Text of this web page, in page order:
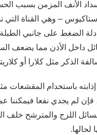
الأنف المزمن بسبب
– وهي القناة التي
الضغط على جانبي
الأذن مما يضعف
الذكر مثل كلارا أو
باستخدام
فإن لم يجدي نفعا
اللزج والمترشح خلف